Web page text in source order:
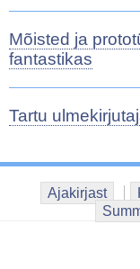
Mõisted ja
fantastikas
Tartu
Ajakirjast